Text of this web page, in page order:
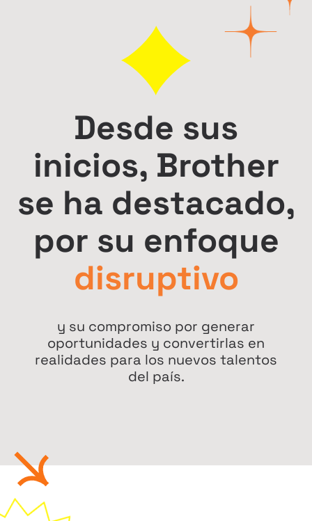
Desde sus
inicios, Brother
se ha destacado,
por su enfoque
disruptivo
y su compromiso por generar
oportunidades y convertirlas en
realidades para los nuevos talentos
del país.